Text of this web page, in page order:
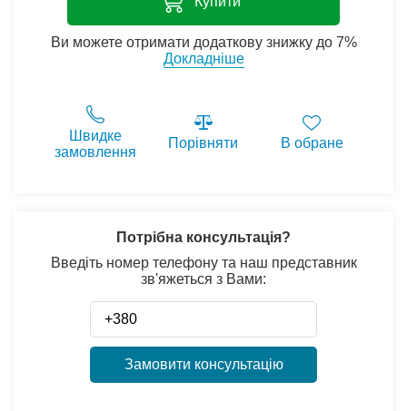
Ви можете отримати додаткову знижку до 7%
Докладніше
Швидке
замовлення
Порівняти В обране
Потрібна консультація?
Введіть номер телефону та наш представник
зв'яжеться з Вами:
Замовити консультацію